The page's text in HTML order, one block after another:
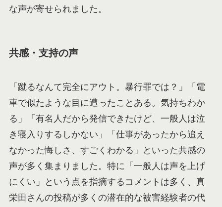
な声が寄せられました。
共感・支持の声
「蹴るなんて完全にアウト。暴行罪では？」「電
車で似たような目に遭ったことある。気持ちわか
る」「有名人だから発信できたけど、一般人は泣
き寝入りするしかない」「仕事があったから追え
なかった悔しさ、すごくわかる」といった共感の
声が多く集まりました。特に「一般人は声を上げ
にくい」という点を指摘するコメントは多く、真
栄田さんの投稿が多くの潜在的な被害経験者の代